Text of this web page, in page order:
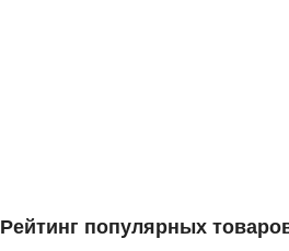
Рейтинг популярных